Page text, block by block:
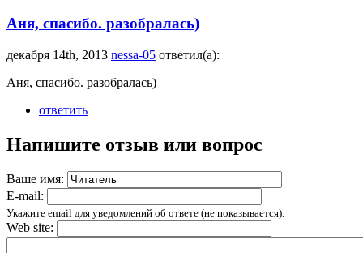
Аня, спасибо. разобралась)
декабря 14th, 2013 nessa-05 ответил(а):
Аня, спасибо. разобралась)
ответить
Напишите отзыв или вопрос
Ваше имя:
E-mail:
Укажите email для уведомлений об ответе (не показывается).
Web site: